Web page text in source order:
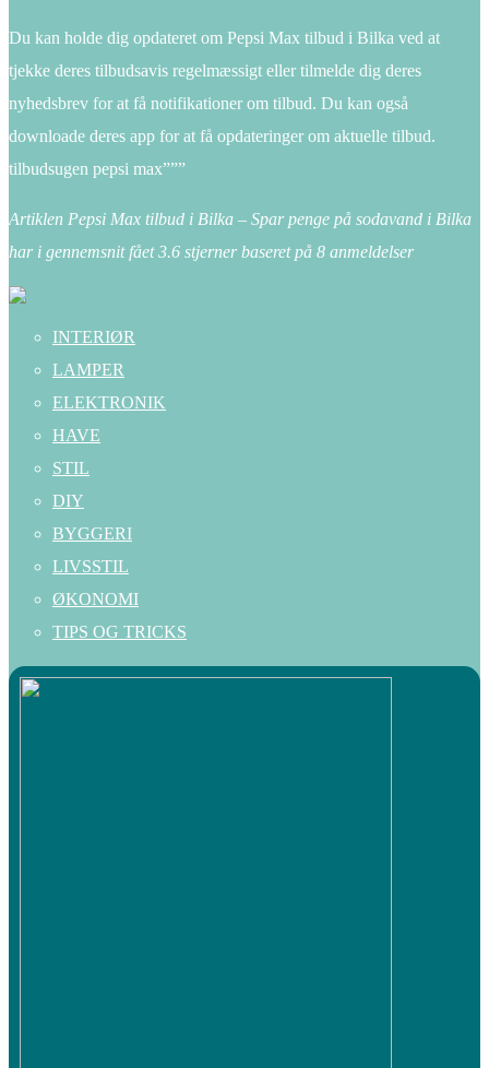
Du kan holde dig opdateret om Pepsi Max tilbud i Bilka ved at
tjekke deres tilbudsavis regelmæssigt eller tilmelde dig deres
nyhedsbrev for at få notifikationer om tilbud. Du kan også
downloade deres app for at få opdateringer om aktuelle tilbud.
tilbudsugen pepsi max”””
Artiklen Pepsi Max tilbud i Bilka – Spar penge på sodavand i Bilka
har i gennemsnit fået3.6 stjerner baseret på 8 anmeldelser
INTERIØR
LAMPER
ELEKTRONIK
HAVE
STIL
DIY
BYGGERI
LIVSSTIL
ØKONOMI
TIPS OG TRICKS